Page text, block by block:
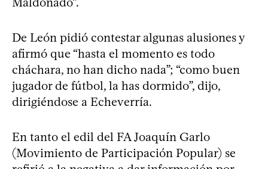
De León pidió contestar algunas alusiones y
afirmó que “hasta el momento es todo
cháchara, no han dicho nada”; “como buen
jugador de fútbol, la has dormido”, dijo,
dirigiéndose a Echeverría.
En tanto el edil del FA Joaquín Garlo
(Movimiento de Participación Popular) se